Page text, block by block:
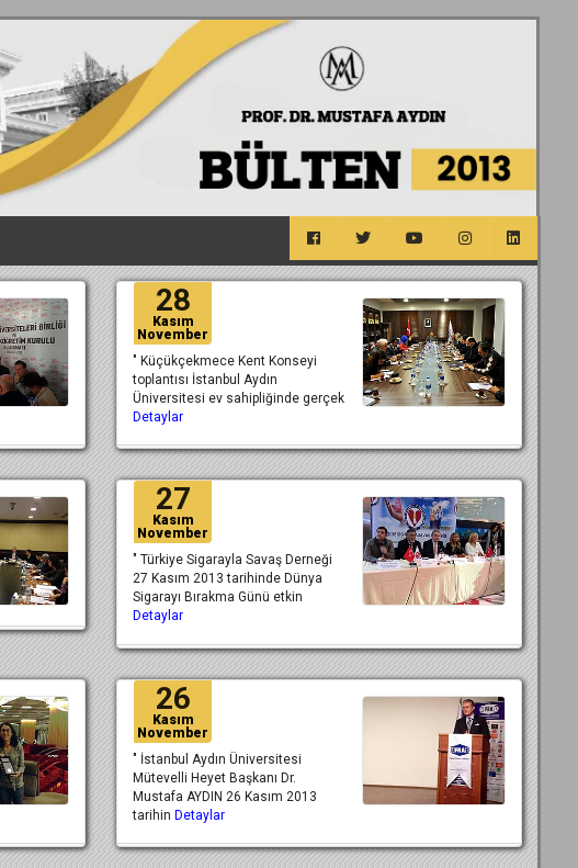
28
Kasım
November
" Küçükçekmece Kent Konseyi
toplantısı İstanbul Aydın
Üniversitesi ev sahipliğinde gerçek
Detaylar
27
Kasım
November
" Türkiye Sigarayla Savaş Derneği
27 Kasım 2013 tarihinde Dünya
Sigarayı Bırakma Günü etkin
Detaylar
26
Kasım
November
" İstanbul Aydın Üniversitesi
Mütevelli Heyet Başkanı Dr.
Mustafa AYDIN 26 Kasım 2013
tarihin Detaylar